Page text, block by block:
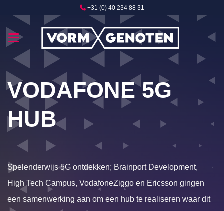
inhoud
+31 (0) 40 234 88 31
VODAFONE 5G
HUB
Spelenderwijs 5G ontdekken; Brainport Development,
High Tech Campus, VodafoneZiggo en Ericsson gingen
een samenwerking aan om een hub te realiseren waar dit